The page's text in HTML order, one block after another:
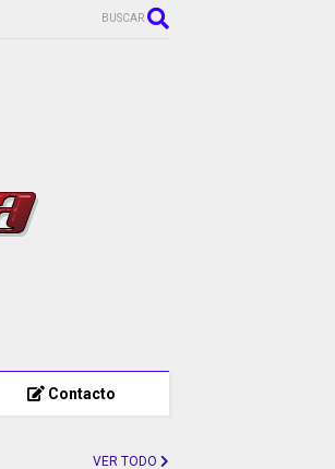
BUSCAR
Contacto
VER TODO